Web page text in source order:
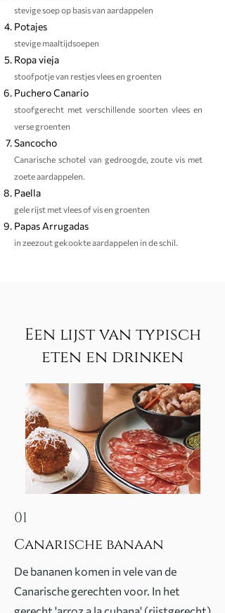
stevige soep op basis van aardappelen
Potajes
stevige maaltijdsoepen
Ropa vieja
stoofpotje van restjes vlees en groenten
Puchero Canario
stoofgerecht met verschillende soorten vlees en
verse groenten
Sancocho
Canarische schotel van gedroogde, zoute vis met
zoete aardappelen.
Paella
gele rijst met vlees of vis en groenten
Papas Arrugadas
in zeezout gekookte aardappelen in de schil.
Een lijst van typisch
eten en drinken
01
Canarische banaan
De bananen komen in vele van de
Canarische gerechten voor. In het